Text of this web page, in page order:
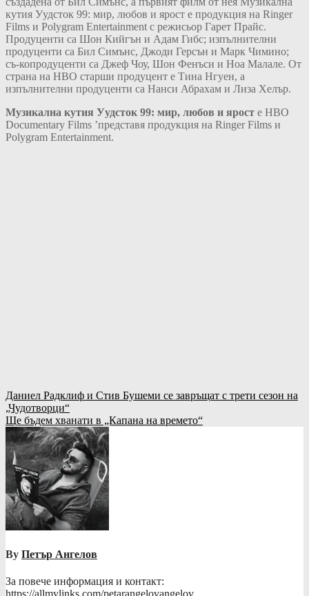
кутия Уудсток 99: мир, любов и ярост е продукция на Ringer
Films и Polygram Entertainment с режисьор Гарет Прайс.
Продуценти са Шон Кийгън и Адам Гибс; изпълнителни
продуценти са Бил Симънс, Джоди Герсън и Марк Чимино;
съ-копродуценти са Джеф Чоу, Шон Фенъси и Ноа Малале. От
страна на HBO старши продуцент е Тина Нгуен, а
изпълнителни продуценти са Нанси Абрахам и Лиза Хелър.
Музикална кутия Уудсток 99: мир, любов и ярост е HBO
Documentary Films ’представя продукция на Ringer Films и
Polygram Entertainment.
Навигация
Даниел Радклиф и Стив Бушеми се завръщат с трети сезон на
„Чудотворци“
Ще бъдем хванати в „Капана на времето“
By Петър Ангелов
За повече информация и контакт:
https://allmylinks.com/petarangelovangelov